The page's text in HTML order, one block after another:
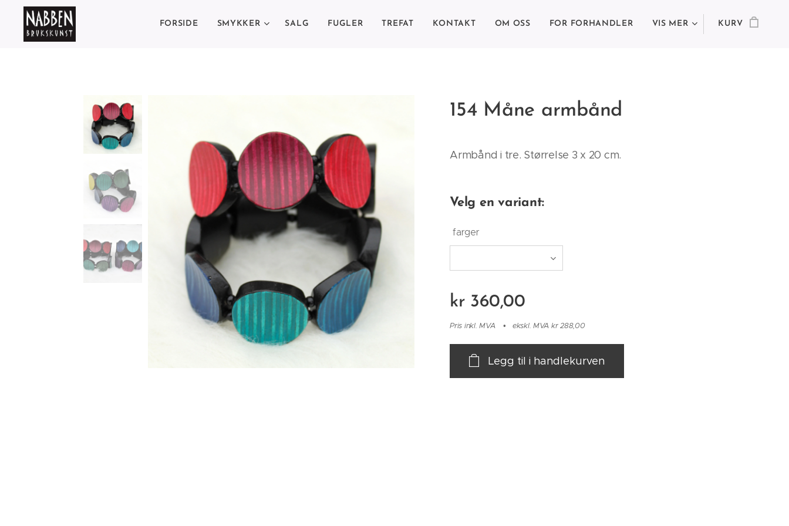
FORSIDE SMYKKER SALG FUGLER TREFAT KONTAKT OM OSS FOR FORHANDLER VIS MER KURV
154 Måne armbånd
Armbånd i tre. Størrelse 3 x 20 cm.
Velg en variant:
farger
kr 360,00
Pris inkl. MVA ekskl. MVA kr 288,00
Legg til i handlekurven